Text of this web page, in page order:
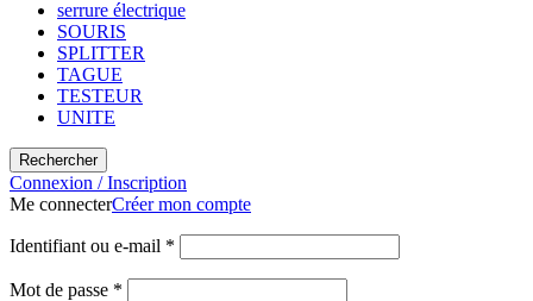
serrure électrique
SOURIS
SPLITTER
TAGUE
TESTEUR
UNITE
Rechercher
Connexion / Inscription
Me connecterCréer mon compte
Identifiant ou e-mail *
Mot de passe *